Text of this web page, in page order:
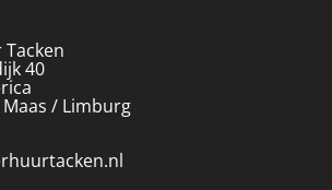
40
/ Limburg